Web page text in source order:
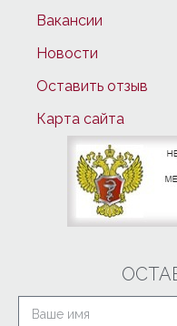
Вакансии
Новости
Оставить отзыв
Карта сайта